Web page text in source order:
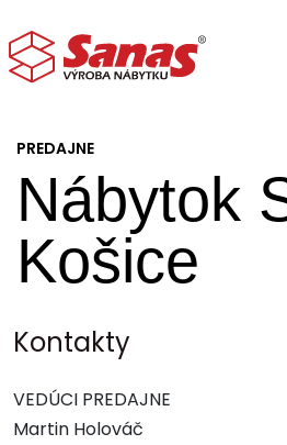
PREDAJNE
Nábytok
Košice
Kontakty
VEDÚCI PREDAJNE
Martin Holováč